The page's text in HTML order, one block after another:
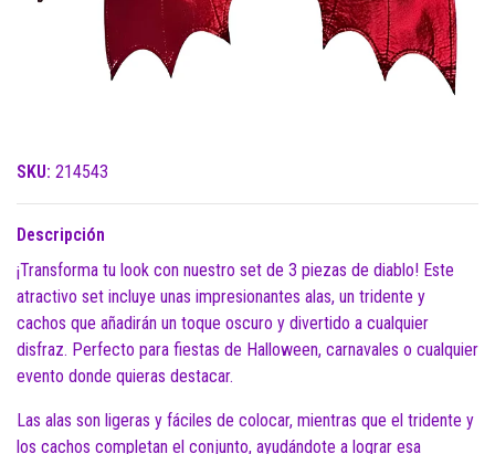
SKU: 214543
Descripción
¡Transforma tu look con nuestro set de 3 piezas de diablo! Este
atractivo set incluye unas impresionantes alas, un tridente y
cachos que añadirán un toque oscuro y divertido a cualquier
disfraz. Perfecto para fiestas de Halloween, carnavales o cualquier
evento donde quieras destacar.
Las alas son ligeras y fáciles de colocar, mientras que el tridente y
los cachos completan el conjunto, ayudándote a lograr esa